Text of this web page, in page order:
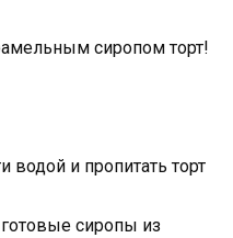
сиропом торт!
водой и пропитать торт
сиропы из